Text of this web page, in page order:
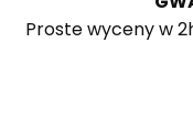
Proste wyceny w